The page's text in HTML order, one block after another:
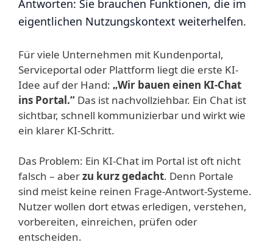
Antworten: Sie brauchen Funktionen, die im
eigentlichen Nutzungskontext weiterhelfen.
Für viele Unternehmen mit Kundenportal,
Serviceportal oder Plattform liegt die erste KI-
Idee auf der Hand: „Wir bauen einen KI-Chat
ins Portal.“ Das ist nachvollziehbar. Ein Chat ist
sichtbar, schnell kommunizierbar und wirkt wie
ein klarer KI-Schritt.
Das Problem: Ein KI-Chat im Portal ist oft nicht
falsch – aberzu kurz gedacht. Denn Portale
sind meist keine reinen Frage-Antwort-Systeme.
Nutzer wollen dort etwas erledigen, verstehen,
vorbereiten, einreichen, prüfen oder
entscheiden.